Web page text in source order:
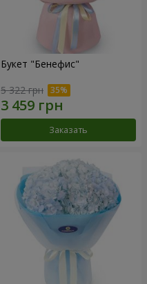
Букет "Бенефис"
5 322 грн
Заказать